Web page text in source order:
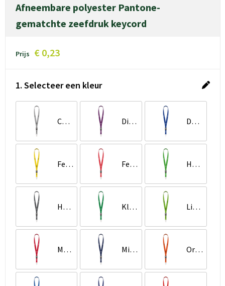
Afneembare polyester Pantone-
gematchte zeefdruk keycord
Prijs € 0,23
1. Selecteer een kleur
Cool Grey 6 C Dieppaars Donkerblauw
Felgeel Felrood Helder limoengroen
Houtskoolgrijs Klassiek Groen Limoengroen
Medium Scharlakenrood Middernachtblauw Oranje